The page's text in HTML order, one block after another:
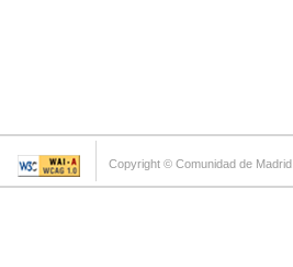
Copyright © Comunidad de Madrid.